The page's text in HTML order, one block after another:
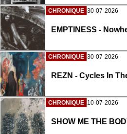
CHRONIQUE 30-07-2026
EMPTINESS -
CHRONIQUE 30-07-2026
REZN - Cycles In
CHRONIQUE 10-07-2026
SHOW ME THE